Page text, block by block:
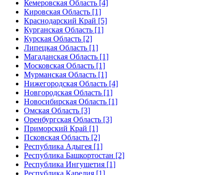
Кемеровская Область [4]
Кировская Область [1]
Краснодарский Край [5]
Курганская Область [1]
Курская Область [2]
Липецкая Область [1]
Магаданская Область [1]
Московская Область [1]
Мурманская Область [1]
Нижегородская Область [4]
Новгородская Область [1]
Новосибирская Область [1]
Омская Область [3]
Оренбургская Область [3]
Приморский Край [1]
Псковская Область [2]
Республика Адыгея [1]
Республика Башкортостан [2]
Республика Ингушетия [1]
Республика Карелия [1]